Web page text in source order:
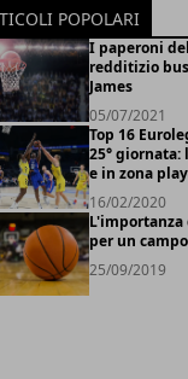
POPOLARI
I paperoni
redditizio
James
05/07/2021
Top 16
25° giornata:
e in zona
16/02/2020
per un
25/09/2019